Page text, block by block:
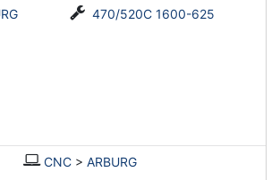
470/520C 1600-625
CNC> ARBURG